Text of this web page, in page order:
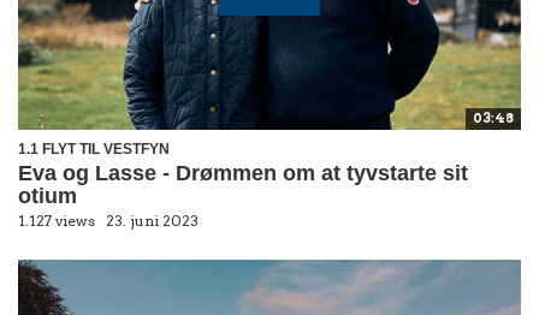
03:48
1.1 FLYT TIL VESTFYN
Eva og Lasse - Drømmen om at tyvstarte sit
otium
1.127 views 23. juni 2023